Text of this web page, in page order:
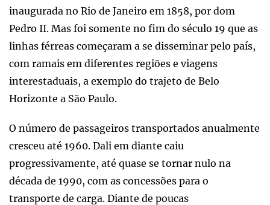
inaugurada no Rio de Janeiro em 1858, por dom
Pedro II. Mas foi somente no fim do século 19 que as
linhas férreas começaram a se disseminar pelo país,
com ramais em diferentes regiões e viagens
interestaduais, a exemplo do trajeto de Belo
Horizonte a São Paulo.
O número de passageiros transportados anualmente
cresceu até 1960. Dali em diante caiu
progressivamente, até quase se tornar nulo na
década de 1990, com as concessões para o
transporte de carga. Diante de poucas